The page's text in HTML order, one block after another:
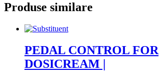
Produse similare
PEDAL CONTROL FOR
DOSICREAM |